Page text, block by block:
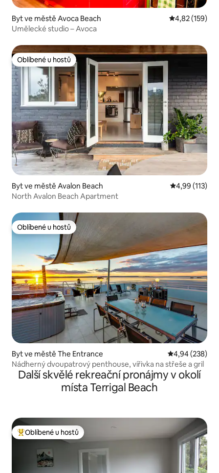
Byt ve městě Avoca Beach Průměrné
4,82 (159)
Umělecké studio – Avoca
Oblíbené u hostů
Oblíbené u hostů
Byt ve městě Avalon Beach Průměrné
4,99 (113)
North Avalon Beach Apartment
Oblíbené u hostů
Oblíbené u hostů
Byt ve městě The Entrance Průměrné
4,94 (238)
Nádherný dvoupatrový penthouse, vířivka na střeše a gril
Další skvělé rekreační pronájmy v okolí
místa Terrigal Beach
Nejlepší v kategorii Oblíbené u hostů
Oblíbené u hostů